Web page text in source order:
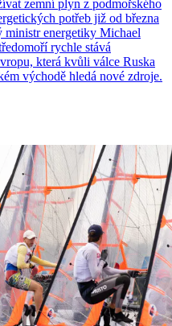
zemní plyn z podmořského
potřeb již od března
ministr energetiky Michael
rychle stává
která kvůli válce Ruska
východě hledá nové zdroje.